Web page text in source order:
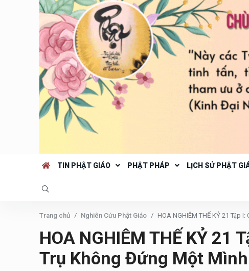
TIN PHẬT GIÁO PHẬT PHÁP LỊCH SỬ PHẬT
Trang chủ Nghiên Cứu Phật Giáo HOA NGHIÊM THẾ KỶ 21 Tập
HOA NGHIÊM THẾ KỶ 21
Trụ Không Đứng Một Mình